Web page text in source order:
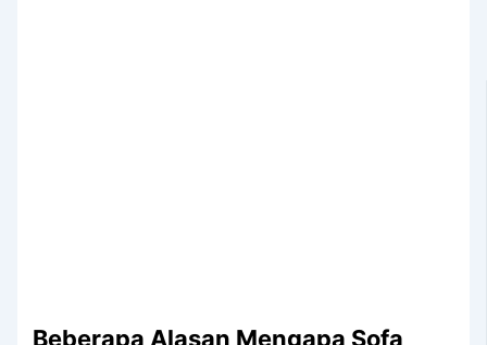
Beberapa Alasan Mеngара Sofa